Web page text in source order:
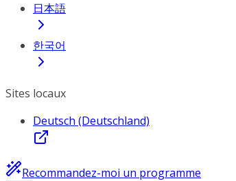
日本語
한국어
Sites locaux
Deutsch (Deutschland)
Recommandez-moi un programme